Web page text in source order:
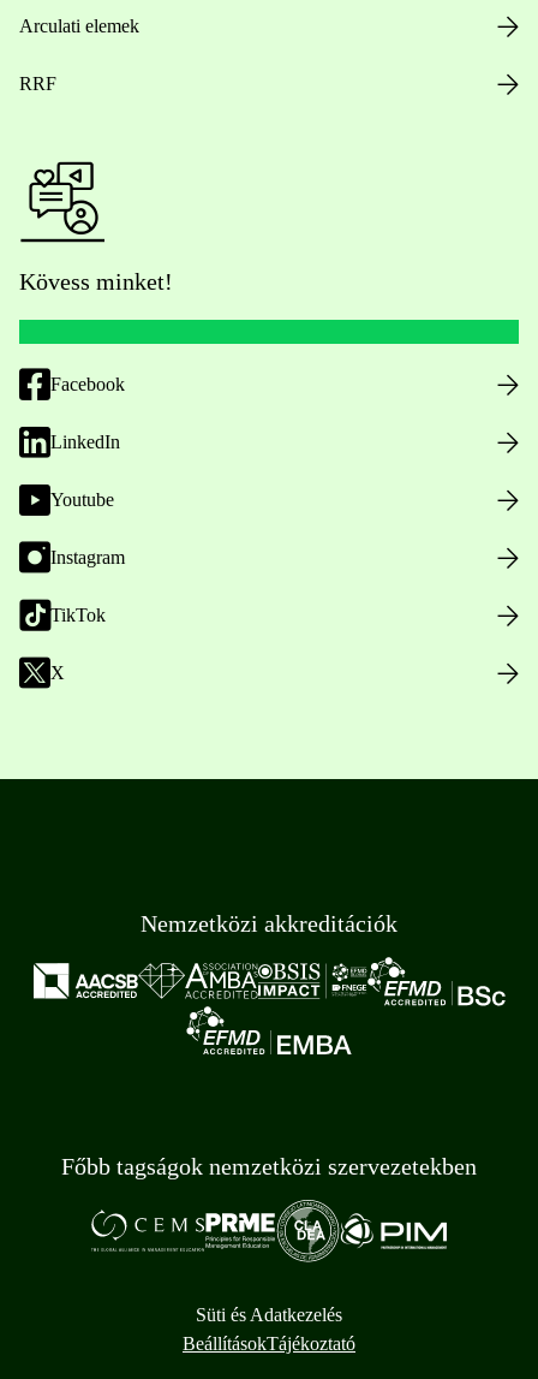
Arculati elemek
RRF
Kövess minket!
Facebook
LinkedIn
Youtube
Instagram
TikTok
X
Nemzetközi akkreditációk
Főbb tagságok nemzetközi szervezetekben
Süti és Adatkezelés
BeállításokTájékoztató